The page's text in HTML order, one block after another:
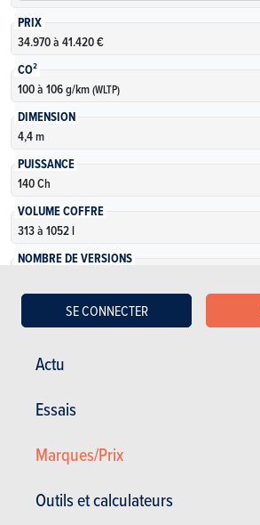
Actu
Essais
Marques/Prix
Outils et calculateurs
SE CONNECTER
PRIX
34.970 à 41.420 €
CO²
100 à 106 g/km(WLTP)
DIMENSION
4,4 m
PUISSANCE
140 Ch
VOLUME COFFRE
313 à 1052 l
NOMBRE DE VERSIONS
En savoir plus